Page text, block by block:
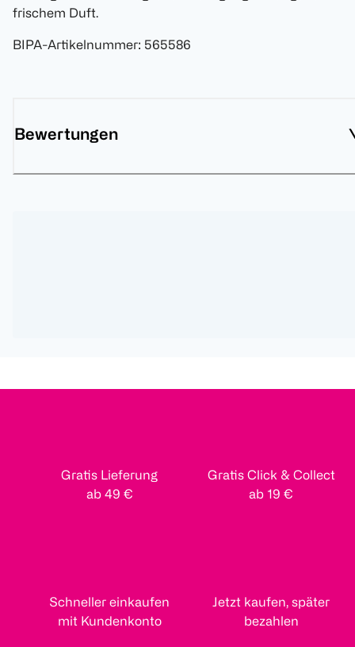
frischem Duft.
BIPA-Artikelnummer: 565586
Bewertungen
Gratis Lieferung
ab 49 €
Gratis Click & Collect
ab 19 €
Schneller einkaufen
mit Kundenkonto
Jetzt kaufen, später
bezahlen